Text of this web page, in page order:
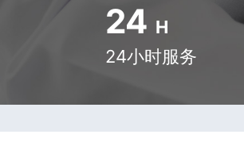
24 H
24小时服务